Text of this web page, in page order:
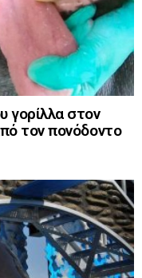
γορίλλα στον
τον πονόδοντο